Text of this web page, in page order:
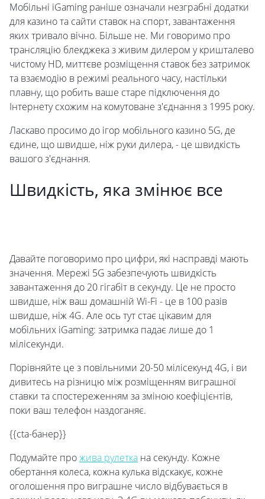
Мобільні iGaming раніше означали незграбні додатки
для казино та сайти ставок на спорт, завантаження
яких тривало вічно. Більше не. Ми говоримо про
трансляцію блекджека з живим дилером у кришталево
чистому HD, миттєве розміщення ставок без затримок
та взаємодію в режимі реального часу, настільки
плавну, що робить ваше старе підключення до
Інтернету схожим на комутоване з'єднання з 1995 року.
Ласкаво просимо до ігор мобільного казино 5G, де
єдине, що швидше, ніж руки дилера, - це швидкість
вашого з'єднання.
Швидкість, яка змінює все
Давайте поговоримо про цифри, які насправді мають
значення. Мережі 5G забезпечують швидкість
завантаження до 20 гігабіт в секунду. Це не просто
швидше, ніж ваш домашній Wi-Fi - це в 100 разів
швидше, ніж 4G. Але ось тут стає цікавим для
мобільних iGaming: затримка падає лише до 1
мілісекунди.
Порівняйте це з повільними 20-50 мілісекунд 4G, і ви
дивитесь на різницю між розміщенням виграшної
ставки та спостереженням за зміною коефіцієнтів,
поки ваш телефон наздоганяє.
{{cta-банер}}
Подумайте прожива рулетка на секунду. Кожне
обертання колеса, кожна кулька відскакує, кожне
оголошення про виграшне число відбувається в